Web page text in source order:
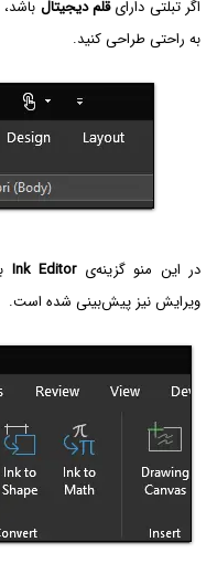
اگر تبلتی دارایقلم دیجیتال
به راحتی طراحی کنید.
در این منو گزینه‌یInk Editor
ویرایش نیز پیش‌بینی شده است.